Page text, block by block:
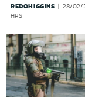
REDOHIGGINS
28/02/
HRS